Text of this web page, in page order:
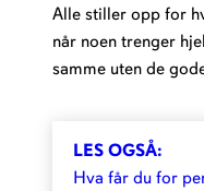
Alle stiller opp for
når noen trenger
samme uten de
LES OGSÅ:
Hva får du for